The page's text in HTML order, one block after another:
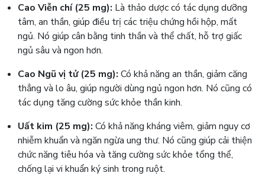
Cao Viễn chí (25 mg): Là thảo dược có tác dụng dưỡng
tâm, an thần, giúp điều trị các triệu chứng hồi hộp, mất
ngủ. Nó giúp cân bằng tinh thần và thể chất, hỗ trợ giấc
ngủ sâu và ngon hơn.
Cao Ngũ vị tử (25 mg): Có khả năng an thần, giảm căng
thẳng và lo âu, giúp người dùng ngủ ngon hơn. Nó cũng có
tác dụng tăng cường sức khỏe thần kinh.
Uất kim (25 mg): Có khả năng kháng viêm, giảm nguy cơ
nhiễm khuẩn và ngăn ngừa ung thư. Nó cũng giúp cải thiện
chức năng tiêu hóa và tăng cường sức khỏe tổng thể,
chống lại vi khuẩn ký sinh trong ruột.